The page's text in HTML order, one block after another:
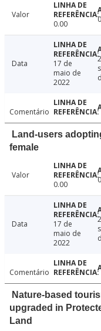
Valor
0.00
Data
17 de
maio de
2022
Comentário
Land-users
female
Valor
0.00
Data
17 de
maio de
2022
Comentário
Nature-based
upgraded in
Land